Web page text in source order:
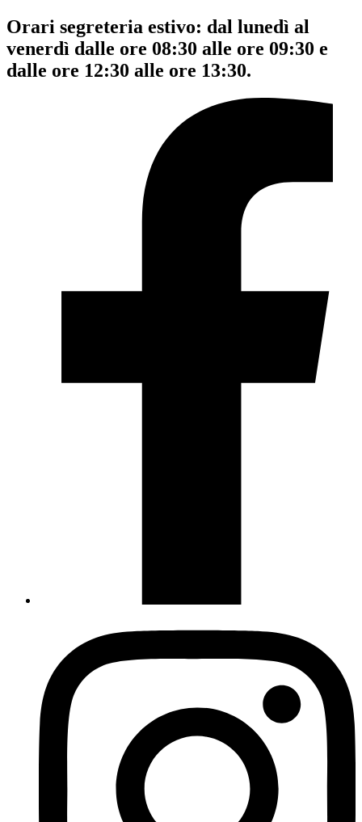
Orari segreteria estivo: dal lunedì al
venerdì dalle ore 08:30 alle ore 09:30 e
dalle ore 12:30 alle ore 13:30.